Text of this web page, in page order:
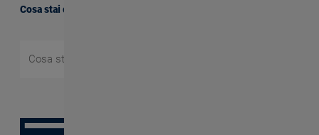
Cosa stai cercando?